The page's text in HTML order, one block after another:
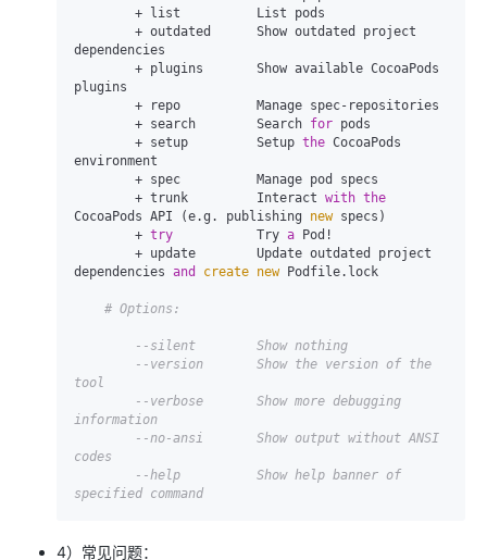
dependencies
plugins
        + search        Search
for pods
        + setup         Setup
the CocoaPods
environment
        + trunk         Interact
with the
CocoaPods API (e.g. publishing new specs)
        +
try
           Try
a Pod!
dependencies and create new Podfile.lock
# Options:
--silent        Show nothing
--version       Show the version of the
tool
--verbose       Show more debugging
information
--no-ansi       Show output without ANSI
codes
--help          Show help banner of
specified command
4）常见问题：